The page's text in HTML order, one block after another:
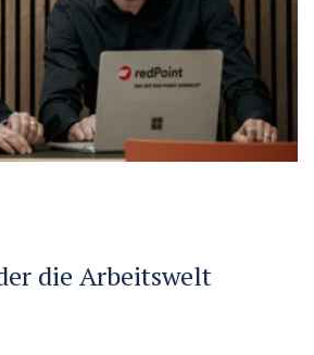
die Arbeitswelt